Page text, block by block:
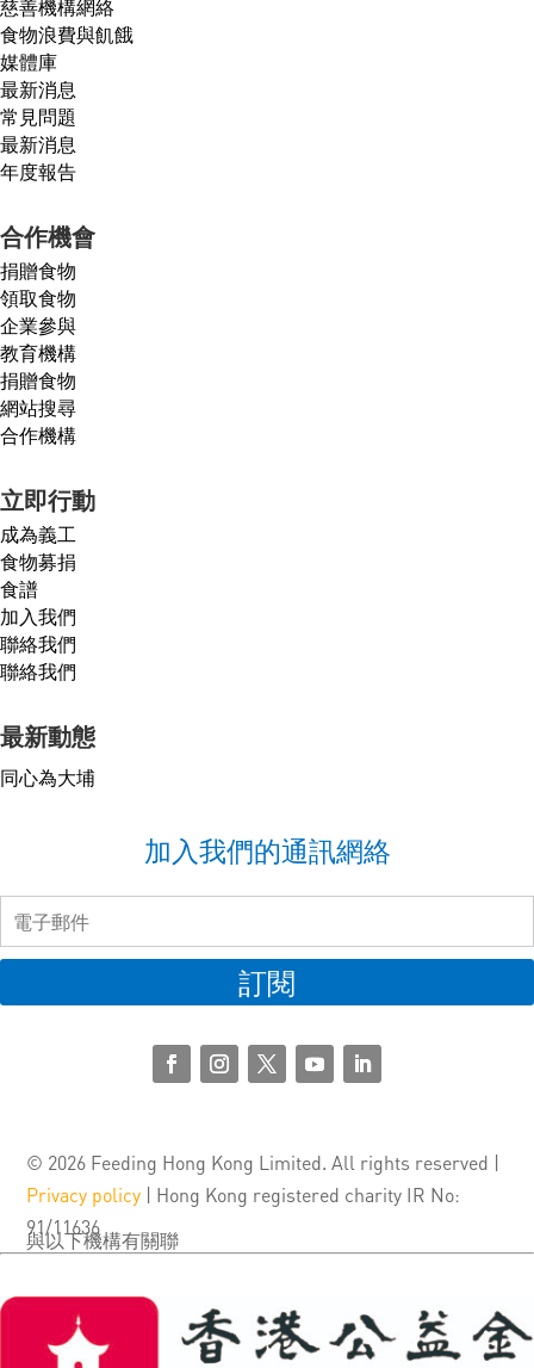
慈善機構網絡
食物浪費與飢餓
媒體庫
最新消息
常見問題
最新消息
年度報告
合作機會
捐贈食物
領取食物
企業參與
教育機構
捐贈食物
網站搜尋
合作機構
立即行動
成為義工
食物募捐
食譜
加入我們
聯絡我們
聯絡我們
最新動態
同心為大埔
加入我們的通訊網絡
訂閱
© 2026 Feeding Hong Kong Limited. All rights reserved |
Privacy policy | Hong Kong registered charity IR No:
91/11636
與以下機構有關聯